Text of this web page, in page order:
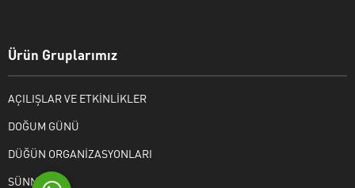
Ürün Gruplarımız
AÇILIŞLAR VE ETKİNLİKLER
DOĞUM GÜNÜ
DÜĞÜN ORGANİZASYONLARI
SÜNNET